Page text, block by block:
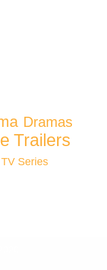
Dramas
Trailers
TV Series